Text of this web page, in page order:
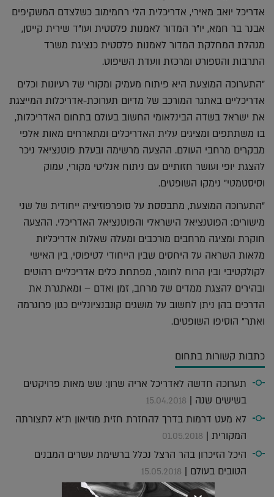
אדריכל יואב מאירי, אדריכלית הלי רחמימוב כשלצדם המשקיפים
אבנר בר חמא, יו"ר המדור לאמנות פלסטית ועו"ד שירית קייסן,
מנהלת המחלקת המדור לאמנות פלסטית כנציגת משרד
התרבות והספורט ומרכזת וועדת השיפוט.
"התערוכה המוצעת היא פיתוח מעמיק ומקורי של רעיונות וכלים
אדריכליים באתגר המורכב של מדיום תערוכת-אדריכלות המייצגת
את ישראל בשדה הבינלאומי החשוב בעולם בתחום האדריכלות,
בו משתתפים ומציגים עלית האדריכלים ומתארחים מאות אלפי
מבקרים מרחבי העולם. ההצעה מרשימה ובעלת פוטנציאל ניכר
להצגת יופי ועושר חזותיים עם ניתוח אנליטי מקורי, עמוק
וסיסטמטי" נימקו השופטים.
"התערוכה המוצעת, מתבססת על סופרפוזיציה ייחודית של שני
מישורים: הפוטנציאל הישראלי והפוטנציאל האדריכלי. ההצעה
חוקרת ומציגה מרחבים מורכבים ומעלה שאלות אדריכליות
מלאות השראה על היחסים שבין הייחודי לטיפוסי, בין האישי
לקולקטיבי ובין הרוח לחומר, מפתחת כלים אדריכליים רהוטים
ובהירים להצגת ממדים של מרחב, זמן ואדם – ומאתגרת את
הדרכים בהן ניתן לחשוב על מושגים קונבנציונליים כגון פרוגרמה
ואתר" הוסיפו השופטים.
כתבות קשורות בתחום
תערוכה חדשה לאדריכל אריה שרון: שש מאות פרויקטים
בשישים שנה | 15.04.2018
לא מעט דרמות בדרך להחזרת חזית מוזיאון ת"א לתצורתה
המקורית | 01.05.2018
היכל הזיכרון בהר הרצל נכלל ברשימת עשרים המבנים
הטובים בעולם | 15.05.2018